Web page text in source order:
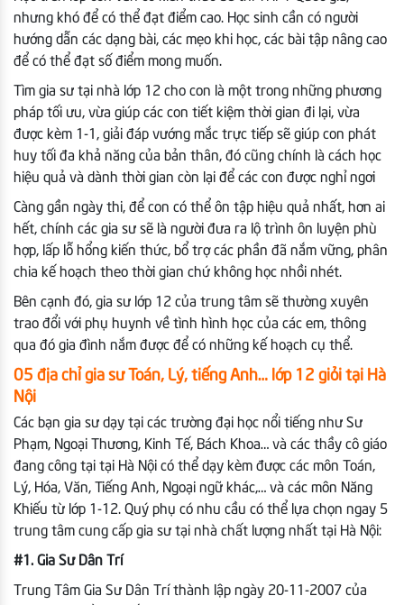
nhưng khó để có thể đạt điểm cao. Học sinh cần có người
hướng dẫn các dạng bài, các mẹo khi học, các bài tập nâng cao
để có thể đạt số điểm mong muốn.
Tìm gia sư tại nhà lớp 12 cho con là một trong những phương
pháp tối ưu, vừa giúp các con tiết kiệm thời gian đi lại, vừa
được kèm 1-1, giải đáp vướng mắc trực tiếp sẽ giúp con phát
huy tối đa khả năng của bản thân, đó cũng chính là cách học
hiệu quả và dành thời gian còn lại để các con được nghỉ ngơi
Càng gần ngày thi, để con có thể ôn tập hiệu quả nhất, hơn ai
hết, chính các gia sư sẽ là người đưa ra lộ trình ôn luyện phù
hợp, lấp lỗ hổng kiến thức, bổ trợ các phần đã nắm vững, phân
chia kế hoạch theo thời gian chứ không học nhồi nhét.
Bên cạnh đó, gia sư lớp 12 của trung tâm sẽ thường xuyên
trao đổi với phụ huynh về tình hình học của các em, thông
qua đó gia đình nắm được để có những kế hoạch cụ thể.
05 địa chỉ gia sư Toán, Lý, tiếng Anh… lớp 12 giỏi tại Hà
Nội
Các bạn gia sư dạy tại các trường đại học nổi tiếng như Sư
Phạm, Ngoại Thương, Kinh Tế, Bách Khoa… và các thầy cô giáo
đang công tại tại Hà Nội có thể dạy kèm được các môn Toán,
Lý, Hóa, Văn, Tiếng Anh, Ngoại ngữ khác,… và các môn Năng
Khiếu từ lớp 1-12. Quý phụ có nhu cầu có thể lựa chọn ngay 5
trung tâm cung cấp gia sư tại nhà chất lượng nhất tại Hà Nội:
#1. Gia Sư Dân Trí
Trung Tâm Gia Sư Dân Trí thành lập ngày 20-11-2007 của